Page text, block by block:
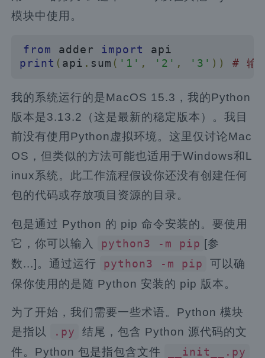
模块中使用。
from adder import
print ( api . sum ( '1' , '2' , '3' )) # 输
我的系统运行的是MacOS 15.3，我的Python
版本是3.13.2（这是最新的稳定版本）。我目
前没有使用Python虚拟环境。这里仅讨论Mac
OS，但类似的方法可能也适用于Windows和L
inux系统。此工作流程假设你还没有创建任何
包的代码或存放项目资源的目录。
包是通过 Python 的 pip 命令安装的。要使用
它，你可以输入
python3 -m pip [参
数...]。通过运行
python3 -m pip
可以确
保你使用的是随 Python 安装的 pip 版本。
为了开始，我们需要一些术语。Python 模块
是指以
.py
结尾，包含 Python 源代码的文
件。Python 包是指包含文件
__init__.py